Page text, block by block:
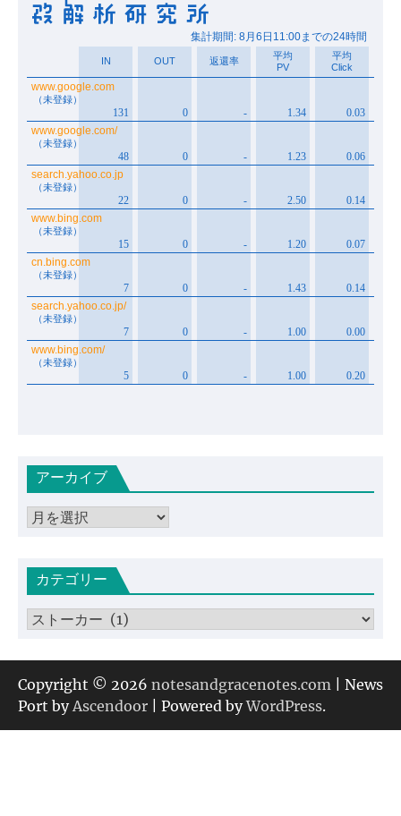
アーカイブ
ア
イカテゴリー
カ
ゴ
リ
ー
Copyright © 2026 notesandgracenotes.com | News
Port by Ascendoor | Powered byWordPress.